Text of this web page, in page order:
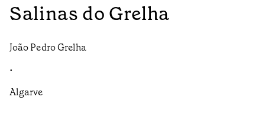
Salinas do Grelha
João Pedro Grelha
•
Algarve